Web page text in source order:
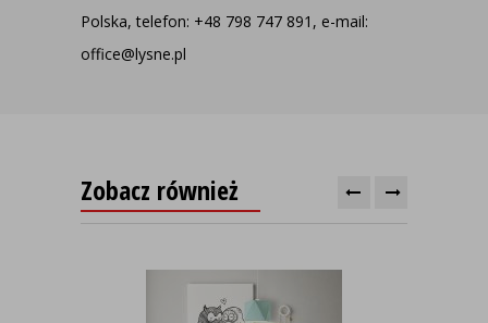
Polska, telefon: +48 798 747 891, e-mail:
office@lysne.pl
Zobacz również